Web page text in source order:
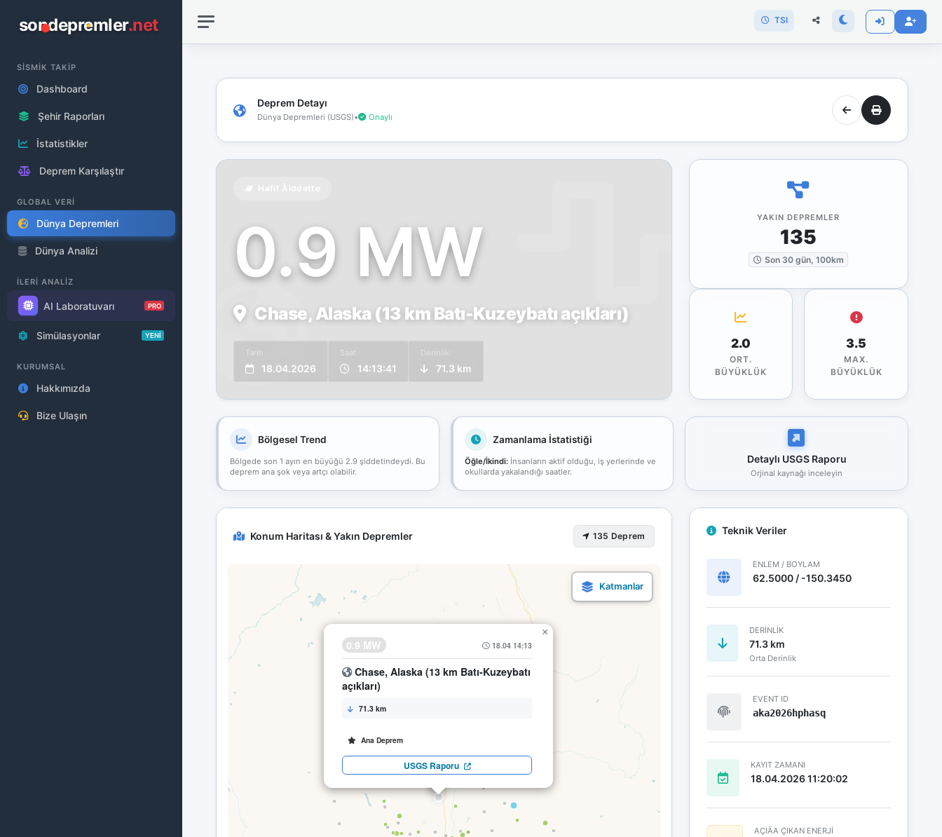
sondepremler.net
SİSMİK TAKİP
Dashboard
Şehir Raporları
İstatistikler
Deprem Karşılaştır
GLOBAL VERİ
Dünya Depremleri
Dünya Analizi
İLERİ ANALİZ
AI Laboratuvarı PRO
Simülasyonlar YENİ
KURUMSAL
Hakkımızda
Bize Ulaşın
TSI
Deprem Detayı
Dünya Depremleri (USGS)• Onaylı
0.9 MW
Chase, Alaska (13 km Batı-Kuzeybatı açıkları)
Tarih
18.04.2026
Saat
14:13:41
Derinlik
71.3 km
YAKIN DEPREMLER
135
Son 30 gün, 100km
2.0
ORT.
BÜYÜKLÜK
3.5
MAX.
BÜYÜKLÜK
Bölgesel Trend
Bölgede son 1 ayın en büyüğü 2.9 şiddetindeydi. Bu
deprem ana şok veya artçı olabilir.
Zamanlama İstatistiği
Öğle/İkindi:İnsanların aktif olduğu, iş yerlerinde ve
okullarda yakalandığı saatler.
Detaylı USGS Raporu
Orjinal kaynağı inceleyin
Konum Haritası & Yakın Depremler 135 Deprem
0.9 MW 18.04 14:13
Chase, Alaska (13 km Batı-Kuzeybatı
açıkları)
71.3 km
Ana Deprem
USGS Raporu
×
Teknik Veriler
ENLEM / BOYLAM
62.5000 / -150.3450
DERINLIK
71.3 km
Orta Derinlik
EVENT ID
aka2026hphasq
KAYIT ZAMANI
18.04.2026 11:20:02
AÇIÄA ÇIKAN ENERJİ
bağlantınız